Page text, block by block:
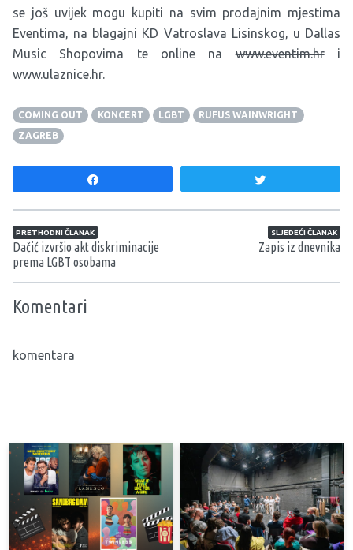
se još uvijek mogu kupiti na svim prodajnim mjestima
Eventima, na blagajni KD Vatroslava Lisinskog, u Dallas
Music Shopovima te online nawww.eventim.hri
www.ulaznice.hr.
COMING OUT KONCERT LGBT
RUFUS WAINWRIGHT
ZAGREB
Navigacija članaka
PRETHODNI ČLANAK
Dačić izvršio akt diskriminacije
prema LGBT osobama
SLJEDEĆI ČLANAK
Zapis iz dnevnika
Komentari
komentara